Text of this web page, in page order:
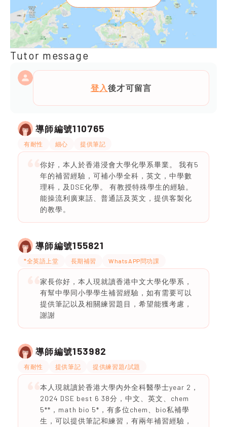
Tutor message
登入後才可留言
導師編號110765
有耐性 細心 提供筆記
你好，本人於香港浸會大學化學系畢業。 我有5
年的補習經驗，可補小學全科，英文，中學數
理科，及DSE化學。 有教授特殊學生的經驗。
能操流利廣東話、普通話及英文，提供客製化
的教學。
導師編號155821
*全英語上堂 長期補習 WhatsAPP問功課
家長你好，本人現就讀香港中文大學化學系，
有幫中學同小學學生補習經驗，如有需要可以
提供筆記以及相關練習題目，希望能獲考慮，
謝謝
導師編號153982
有耐性 提供筆記 提供練習題/試題
本人現就讀於香港大學內外全科醫學士year 2，
2024 DSE best 6 38分，中文、英文、chem
5**，math bio 5*，有多位chem、bio私補學
生，可以提供筆記和練習，有兩年補習經驗，